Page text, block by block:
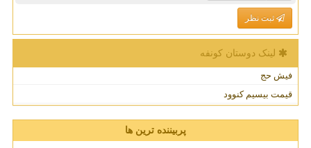
ثبت نظر
لینک دوستان كونفه
فیش حج
قیمت بیسیم کنوود
پربیننده ترین ها